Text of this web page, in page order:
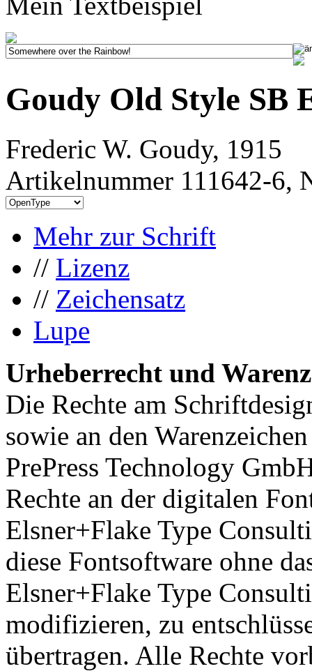
Goudy Old Style SB
Frederic W. Goudy, 1915
Artikelnummer 111642-6,
Mehr zur Schrift
// Lizenz
// Zeichensatz
Lupe
Urheberrecht und
Die Rechte am
sowie an den
PrePress Technology
Rechte an der digitalen
Elsner+Flake Type
diese Fontsoftware ohne
Elsner+Flake Type
modifizieren, zu
übertragen. Alle Rechte